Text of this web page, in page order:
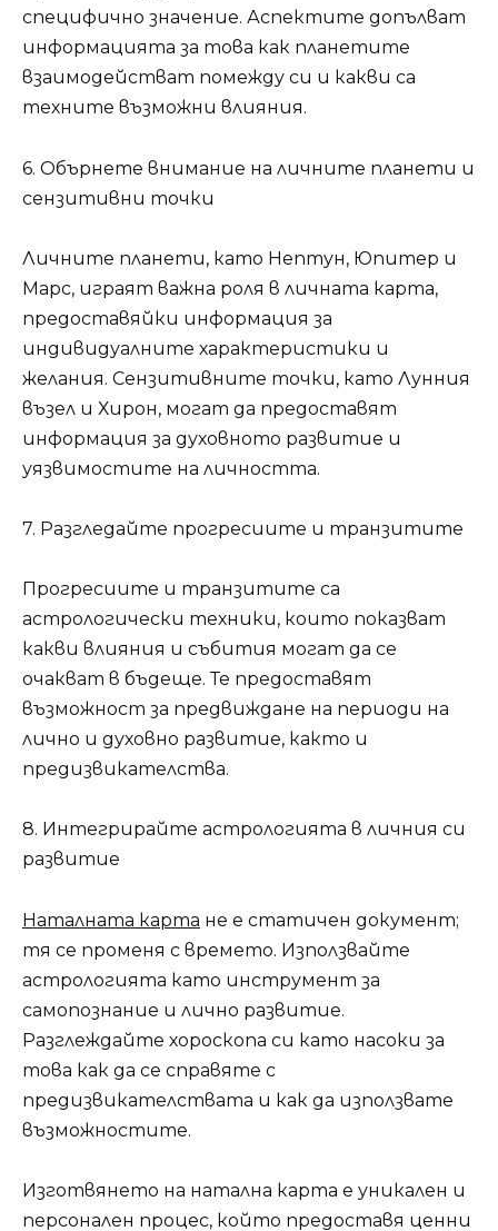
специфично значение. Аспектите допълват
информацията за това как планетите
взаимодействат помежду си и какви са
техните възможни влияния.
6. Обърнете внимание на личните планети и
сензитивни точки
Личните планети, като Нептун, Юпитер и
Марс, играят важна роля в личната карта,
предоставяйки информация за
индивидуалните характеристики и
желания. Сензитивните точки, като Лунния
възел и Хирон, могат да предоставят
информация за духовното развитие и
уязвимостите на личността.
7. Разгледайте прогресиите и транзитите
Прогресиите и транзитите са
астрологически техники, които показват
какви влияния и събития могат да се
очакват в бъдеще. Те предоставят
възможност за предвиждане на периоди на
лично и духовно развитие, както и
предизвикателства.
8. Интегрирайте астрологията в личния си
развитие
Наталната карта не е статичен документ;
тя се променя с времето. Използвайте
астрологията като инструмент за
самопознание и лично развитие.
Разглеждайте хороскопа си като насоки за
това как да се справяте с
предизвикателствата и как да използвате
възможностите.
Изготвянето на натална карта е уникален и
персонален процес, който предоставя ценни